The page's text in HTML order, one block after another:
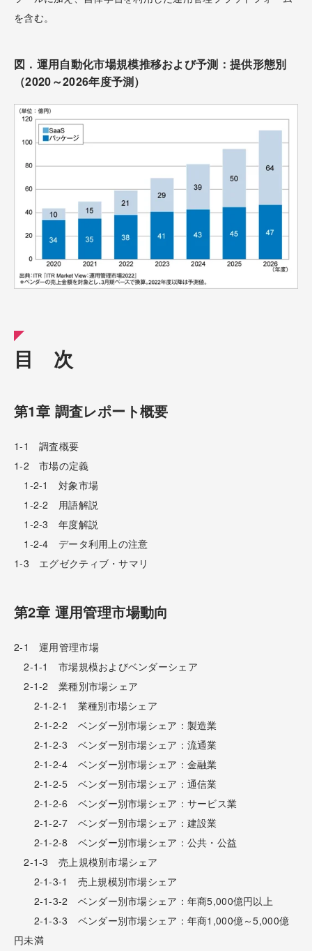
を含む。
図．運用自動化市場規模推移および予測：提供形態別
（2020～2026年度予測）
目 次
第1章 調査レポート概要
1-1 調査概要
1-2 市場の定義
1-2-1 対象市場
1-2-2 用語解説
1-2-3 年度解説
1-2-4 データ利用上の注意
1-3 エグゼクティブ・サマリ
第2章 運用管理市場動向
2-1 運用管理市場
2-1-1 市場規模およびベンダーシェア
2-1-2 業種別市場シェア
2-1-2-1 業種別市場シェア
2-1-2-2 ベンダー別市場シェア：製造業
2-1-2-3 ベンダー別市場シェア：流通業
2-1-2-4 ベンダー別市場シェア：金融業
2-1-2-5 ベンダー別市場シェア：通信業
2-1-2-6 ベンダー別市場シェア：サービス業
2-1-2-7 ベンダー別市場シェア：建設業
2-1-2-8 ベンダー別市場シェア：公共・公益
2-1-3 売上規模別市場シェア
2-1-3-1 売上規模別市場シェア
2-1-3-2 ベンダー別市場シェア：年商5,000億円以上
2-1-3-3 ベンダー別市場シェア：年商1,000億～5,000億
円未満